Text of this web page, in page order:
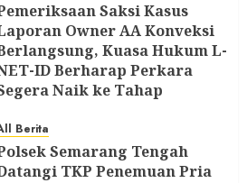
Saksi Kasus
Owner AA Konveksi
Kuasa Hukum L-
ID Berharap Perkara
Naik ke Tahap
7 AGUSTUS 2026
Berita
Semarang Tengah
TKP Penemuan Pria